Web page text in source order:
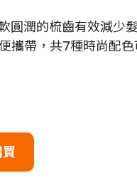
圓潤的梳齒有效減少
攜帶，共7種時尚配色